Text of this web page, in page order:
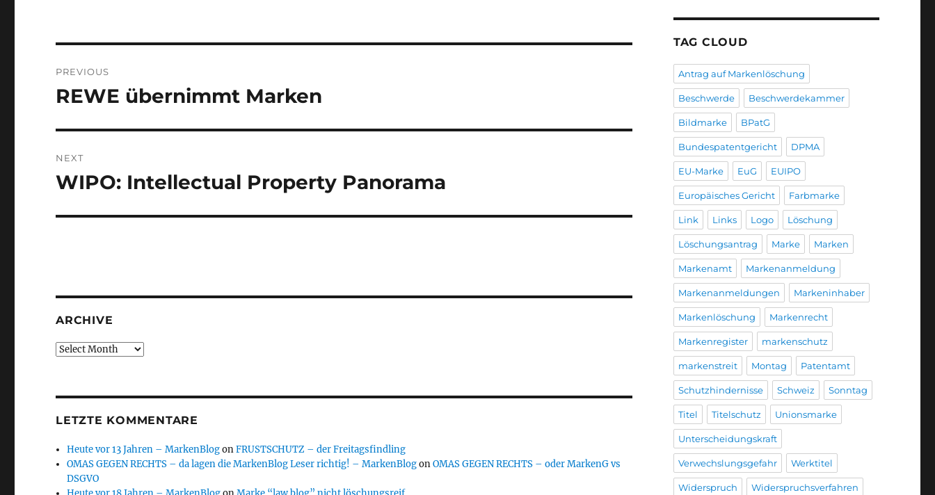
navigation
PREVIOUS
Previous
REWE übernimmt Marken
NEXT
Next
WIPO: Intellectual Property Panorama
ARCHIVE
Archive
LETZTE KOMMENTARE
Heute vor 13 Jahren – MarkenBlogonFRUSTSCHUTZ – der Freitagsfindling
OMAS GEGEN RECHTS – da lagen die MarkenBlog Leser richtig! – MarkenBlogonOMAS GEGEN RECHTS – oder MarkenG vs
DSGVO
TAG CLOUD
Antrag auf Markenlöschung
Beschwerde Beschwerdekammer
Bildmarke BPatG
Bundespatentgericht DPMA
EU-Marke EuG EUIPO
Europäisches Gericht Farbmarke
Link Links Logo Löschung
Löschungsantrag Marke Marken
Markenamt Markenanmeldung
Markenanmeldungen Markeninhaber
Markenlöschung Markenrecht
Markenregister markenschutz
markenstreit Montag Patentamt
Schutzhindernisse Schweiz Sonntag
Titel Titelschutz Unionsmarke
Unterscheidungskraft
Verwechslungsgefahr Werktitel
Widerspruch Widerspruchsverfahren